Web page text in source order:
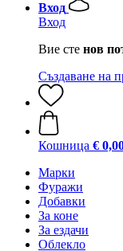
Вход
Вход
Вие сте нов
Създаване на
Кошница €
Марки
Фуражи
Добавки
За коне
За ездачи
Облекло